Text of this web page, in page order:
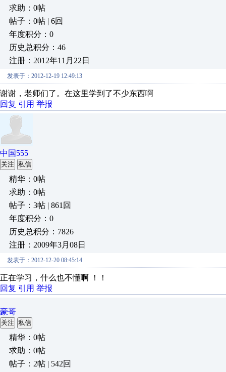
求助：0帖
帖子：0帖 | 6回
年度积分：0
历史总积分：46
注册：2012年11月22日
发表于：2012-12-19 12:49:13
谢谢，老师们了。在这里学到了不少东西啊
回复 引用 举报
中国555
关注 私信
精华：0帖
求助：0帖
帖子：3帖 | 861回
年度积分：0
历史总积分：7826
注册：2009年3月08日
发表于：2012-12-20 08:45:14
正在学习，什么也不懂啊 ！！
回复 引用 举报
豪哥
关注 私信
精华：0帖
求助：0帖
帖子：2帖 | 542回